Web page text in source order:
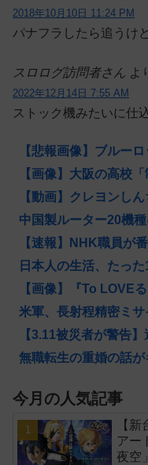
2018年10月10日 11:24 PM
パナフラしたら追うけ
スロログ訪問者さん よ
2022年12月14日 7:55 AM
ストック機みたいに仕
【悲報画像】ブルー
【画像】大阪の高校
【動画】クレヨンし
中国製ルーター20機
【速報】NHK職員が
日本人の生活、たっ
【画像】『To LOVE
米軍、長射程精密ミ
【3.11被災者が警告
無職転生の重婚の話
今月の人気記事
【
アー
夜空